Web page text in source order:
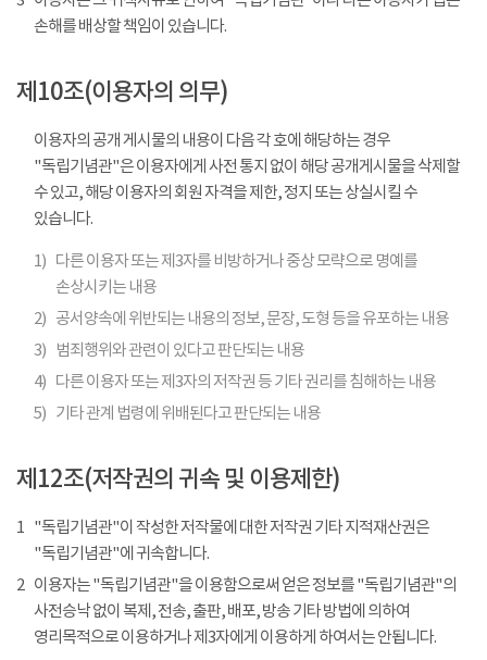
손해를 배상할 책임이 있습니다.
제10조(이용자의 의무)
이용자의 공개 게시물의 내용이 다음 각 호에 해당하는 경우
"독립기념관"은 이용자에게 사전 통지 없이 해당 공개게시물을 삭제할
수 있고, 해당 이용자의 회원 자격을 제한, 정지 또는 상실시킬 수
있습니다.
1) 다른 이용자 또는 제3자를 비방하거나 중상 모략으로 명예를
손상시키는 내용
2) 공서양속에 위반되는 내용의 정보, 문장, 도형 등을 유포하는 내용
3)
범죄행위와 관련이 있다고 판단되는 내용
4) 다른 이용자 또는 제3자의 저작권 등 기타 권리를 침해하는 내용
5) 기타 관계 법령에 위배된다고 판단되는 내용
제12조(저작권의 귀속 및 이용제한)
1 "독립기념관"이 작성한 저작물에 대한 저작권 기타 지적재산권은
"독립기념관"에 귀속합니다.
2 이용자는 "독립기념관"을 이용함으로써 얻은 정보를 "독립기념관"의
사전승낙 없이 복제, 전송, 출판, 배포, 방송 기타 방법에 의하여
영리목적으로 이용하거나 제3자에게 이용하게 하여서는 안됩니다.